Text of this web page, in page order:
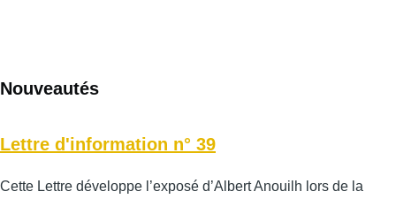
Nouveautés
Lettre d'information n° 39
Cette Lettre développe l’exposé d’Albert Anouilh lors de la